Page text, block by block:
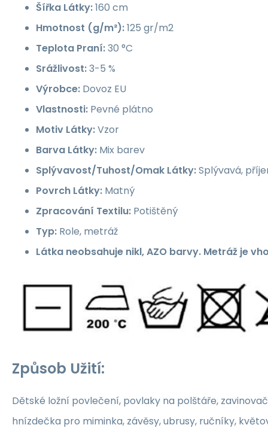
Šířka Látky:160 cm
Hmotnost (g/m²):125 gr/m2
Teplota Praní:30 °C
Srážlivost:3-5 %
Výrobce: Dovoz EU
Vlastnosti: Pevné plátno
Motiv Látky:Vzor
Barva Látky: Mix barev
Splývavost/Tuhost/Omak Látky:Splývavá,
Povrch Látky: Matný
Zpracování Textilu: Potištěný
Typ: Role, metráž
Látka neobsahuje nikl, AZO barvy. Metráž je
Způsob Užití:
Dětské ložní povlečení, povlaky na polštáře,
hnízdečka pro miminka, závěsy, ubrusy, ručníky,